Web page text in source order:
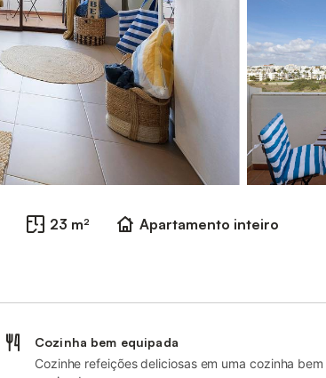
23 m²
Apartamento inteiro
Cozinha bem equipada
Cozinhe refeições deliciosas em uma cozinha bem